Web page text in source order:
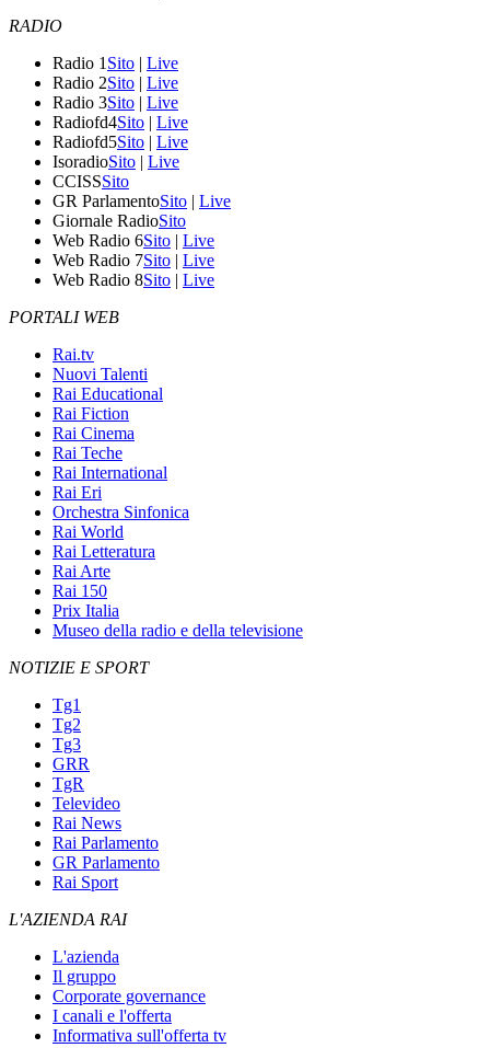
RADIO
Radio 1 Sito | Live
Radio 2Sito | Live
Radio 3Sito | Live
Radiofd4Sito | Live
Radiofd5Sito | Live
IsoradioSito | Live
CCISSSito
GR ParlamentoSito | Live
Giornale RadioSito
Web Radio 6Sito | Live
Web Radio 7Sito | Live
Web Radio 8Sito | Live
PORTALI WEB
Rai.tv
Nuovi Talenti
Rai Educational
Rai Fiction
Rai Cinema
Rai Teche
Rai International
Rai Eri
Orchestra Sinfonica
Rai World
Rai Letteratura
Rai Arte
Rai 150
Prix Italia
Museo della radio e della televisione
NOTIZIE E SPORT
Tg1
Tg2
Tg3
GRR
TgR
Televideo
Rai News
Rai Parlamento
GR Parlamento
Rai Sport
L'AZIENDA RAI
L'azienda
Il gruppo
Corporate governance
I canali e l'offerta
Informativa sull'offerta tv